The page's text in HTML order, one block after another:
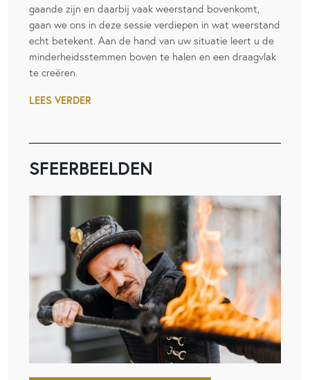
gaande zijn en daarbij vaak weerstand bovenkomt,
gaan we ons in deze sessie verdiepen in wat weerstand
echt betekent. Aan de hand van uw situatie leert u de
minderheidsstemmen boven te halen en een draagvlak
te creëren.
LEES VERDER
SFEERBEELDEN